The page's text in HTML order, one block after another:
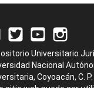
Universitario
Nacional
Coyoacán, C.